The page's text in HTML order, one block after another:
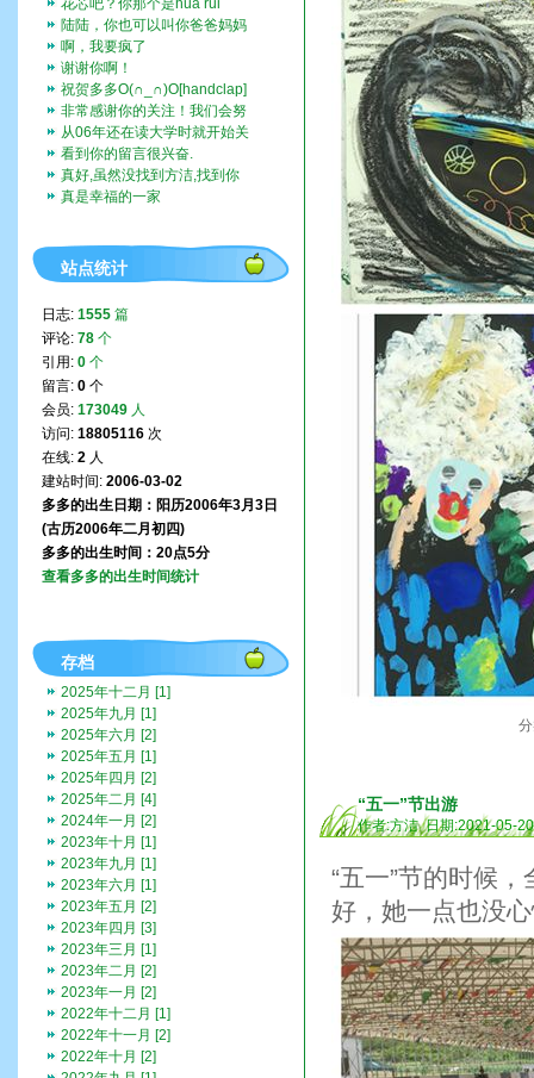
“五一”节出游
作者:方洁 日期:2021-05-20
“五一”节的时候
好，她一点也没
花芯吧？你那个是hua rui
陆陆，你也可以叫你爸爸妈妈
带你去啊。挺好玩的。
啊，我要疯了
谢谢你啊！
祝贺多多O(∩_∩)O[handclap]
[flo...
非常感谢你的关注！我们会努
力一直记录下去的。我们也...
从06年还在读大学时就开始关
注这个博客，而现在我也...
看到你的留言很兴奋.
真好,虽然没找到方洁,找到你
们全家福,让人挺兴奋的...
真是幸福的一家
站点统计
日志: 1555 篇
评论: 78 个
引用: 0 个
留言: 0 个
会员: 173049 人
访问: 18805116 次
在线: 2 人
建站时间: 2006-03-02
多多的出生日期：阳历2006年3月3日
(古历2006年二月初四)
多多的出生时间：20点5分
查看多多的出生时间统计
存档
2025年十二月 [1]
2025年九月 [1]
2025年六月 [2]
2025年五月 [1]
2025年四月 [2]
2025年二月 [4]
2024年一月 [2]
2023年十月 [1]
2023年九月 [1]
2023年六月 [1]
2023年五月 [2]
2023年四月 [3]
2023年三月 [1]
2023年二月 [2]
2023年一月 [2]
2022年十二月 [1]
2022年十一月 [2]
2022年十月 [2]